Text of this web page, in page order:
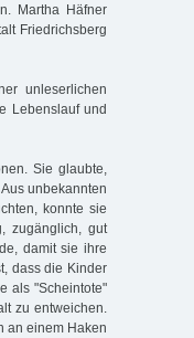
Martha Häfner
Friedrichsberg
unleserlichen
Lebenslauf und
Sie glaubte,
unbekannten
konnte sie
zugänglich, gut
damit sie ihre
dass die Kinder
als "Scheintote"
zu entweichen.
an einem Haken